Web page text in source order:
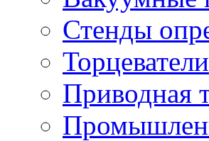
Стенды
Торцеватели
Приводная